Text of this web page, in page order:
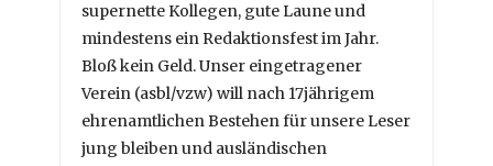
supernette Kollegen, gute Laune und
mindestens ein Redaktionsfest im Jahr.
Bloß kein Geld. Unser eingetragener
Verein (asbl/vzw) will nach 17jährigem
ehrenamtlichen Bestehen für unsere Leser
jung bleiben und ausländischen